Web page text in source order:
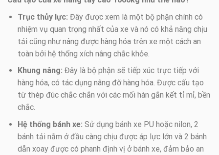
Trục thủy lực: Đây được xem là một bộ phận chính có
nhiệm vụ quan trọng nhất của xe và nó có khả năng chịu
tải cũng như nâng được hàng hóa trên xe một cách an
toàn bởi hệ thống xích nâng chắc khỏe.
Khung nâng: Đây là bộ phận sẽ tiếp xúc trực tiếp với
hàng hóa, có tác dụng nâng đỡ hàng hóa. Được cấu tạo
từ thép đúc chắc chắn với các mối hàn gắn kết tỉ mỉ, bền
chắc.
Hệ thống bánh xe: Sử dụng bánh xe PU hoặc nilon, 2
bánh tải nằm ở đầu càng chịu được áp lực lớn và 2 bánh
dẫn xoay được có phanh định vị ở bánh xe, đảm bảo an